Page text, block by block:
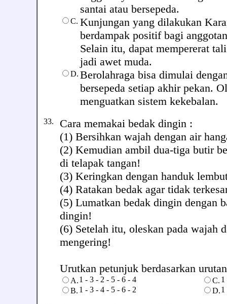
santai atau bersepeda.
C. Kunjungan yang dilakukan
berdampak positif bagi
Selain itu, dapat mempererat
jadi awet muda.
D. Berolahraga bisa dimulai
bersepeda setiap akhir pekan.
menguatkan sistem kekebalan.
33. Cara memakai bedak dingin :
(1) Bersihkan wajah dengan air
(2) Kemudian ambil dua-tiga butir
di telapak tangan!
(3) Keringkan dengan handuk
(4) Ratakan bedak agar tidak
(5) Lumatkan bedak dingin dengan
dingin!
(6) Setelah itu, oleskan pada wajah
mengering!
Urutkan petunjuk berdasarkan
A.1 - 3 - 2 - 5 - 6 - 4
B. 1 - 3 - 4 - 5 - 6 - 2
C. 1
D.1